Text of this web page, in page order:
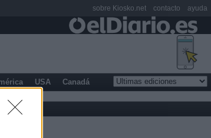
USA Canadá
sobre Kiosko.net contacto ayuda